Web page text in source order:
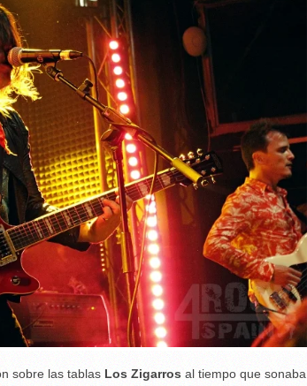
sobre las tablas Los Zigarros al tiempo que sonaba